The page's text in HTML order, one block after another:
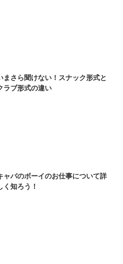
まさら聞けない！スナック形式と
ラブ形式の違い
ャバのボーイのお仕事について詳
く知ろう！